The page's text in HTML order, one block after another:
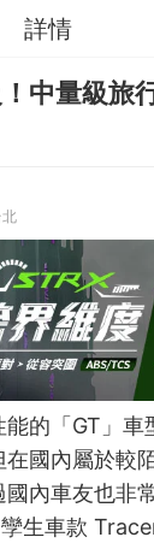
詳情
中量級旅
北
的「GT」車
國內屬於較
內車友也非
生車款